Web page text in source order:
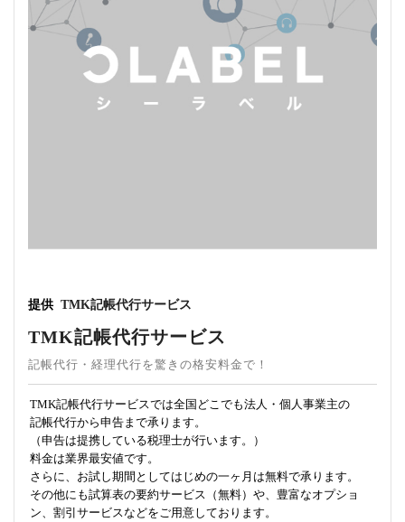
提供 TMK記帳代行サービス
TMK記帳代行サービス
記帳代行・経理代行を驚きの格安料金で！
TMK記帳代行サービスでは全国どこでも法人・個人事業主の
記帳代行から申告まで承ります。
（申告は提携している税理士が行います。）
料金は業界最安値です。
さらに、お試し期間としてはじめの一ヶ月は無料で承ります。
その他にも試算表の要約サービス（無料）や、豊富なオプショ
ン、割引サービスなどをご用意しております。